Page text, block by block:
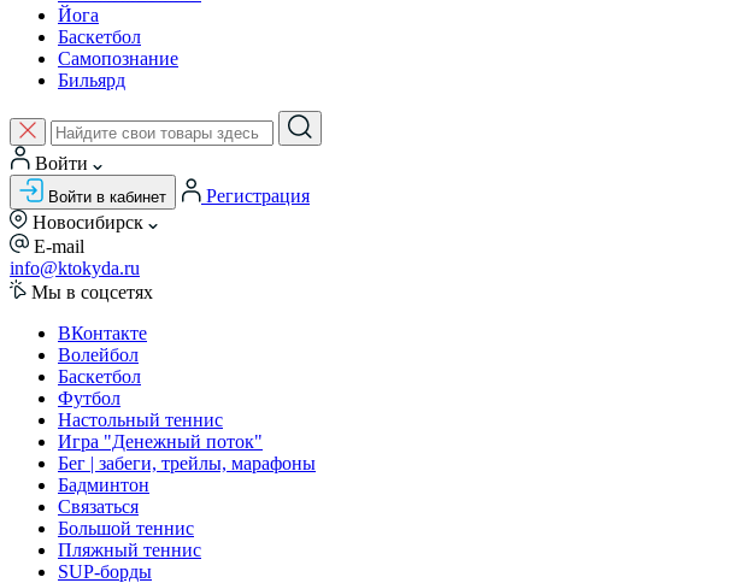
Йога
Баскетбол
Самопознание
Бильярд
Войти
Войти в кабинет
Регистрация
Новосибирск
E-mail
info@ktokyda.ru
Мы в соцсетях
ВКонтакте
Волейбол
Баскетбол
Футбол
Настольный теннис
Игра "Денежный поток"
Бег | забеги, трейлы, марафоны
Бадминтон
Связаться
Большой теннис
Пляжный теннис
SUP-борды